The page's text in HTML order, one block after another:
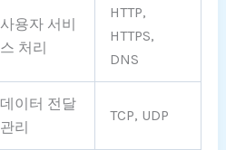
사용자 서비
스 처리
HTTP,
HTTPS,
DNS
데이터 전달
관리
TCP, UDP